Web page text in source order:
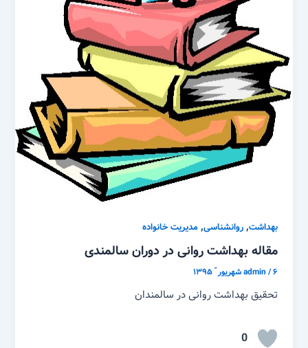
بهداشت,روانشناسی,مدیریت خانواده
مقاله بهداشت روانی در دوران سالمندی
admin/۶ شهریور ّ ۱۳۹۵
تحقیق بهداشت روانی در سالمندان
0